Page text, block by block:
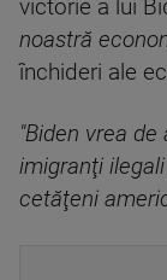
victorie a lui
noastră
închideri ale
"Biden vrea
imigranţi
cetăţeni